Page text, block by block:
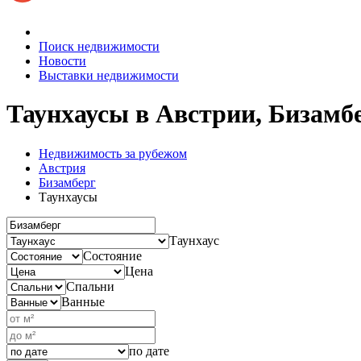
Поиск недвижимости
Новости
Выставки недвижимости
Таунхаусы в Австрии,
Недвижимость за рубежом
Австрия
Бизамберг
Таунхаусы
Таунхаус
Состояние
Цена
Спальни
Ванные
по дате